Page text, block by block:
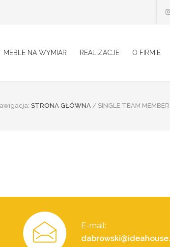
MEBLE NA WYMIAR REALIZACJE O FIRMIE
STRONA GŁÓWNA / SINGLE TEAM
E-mail: